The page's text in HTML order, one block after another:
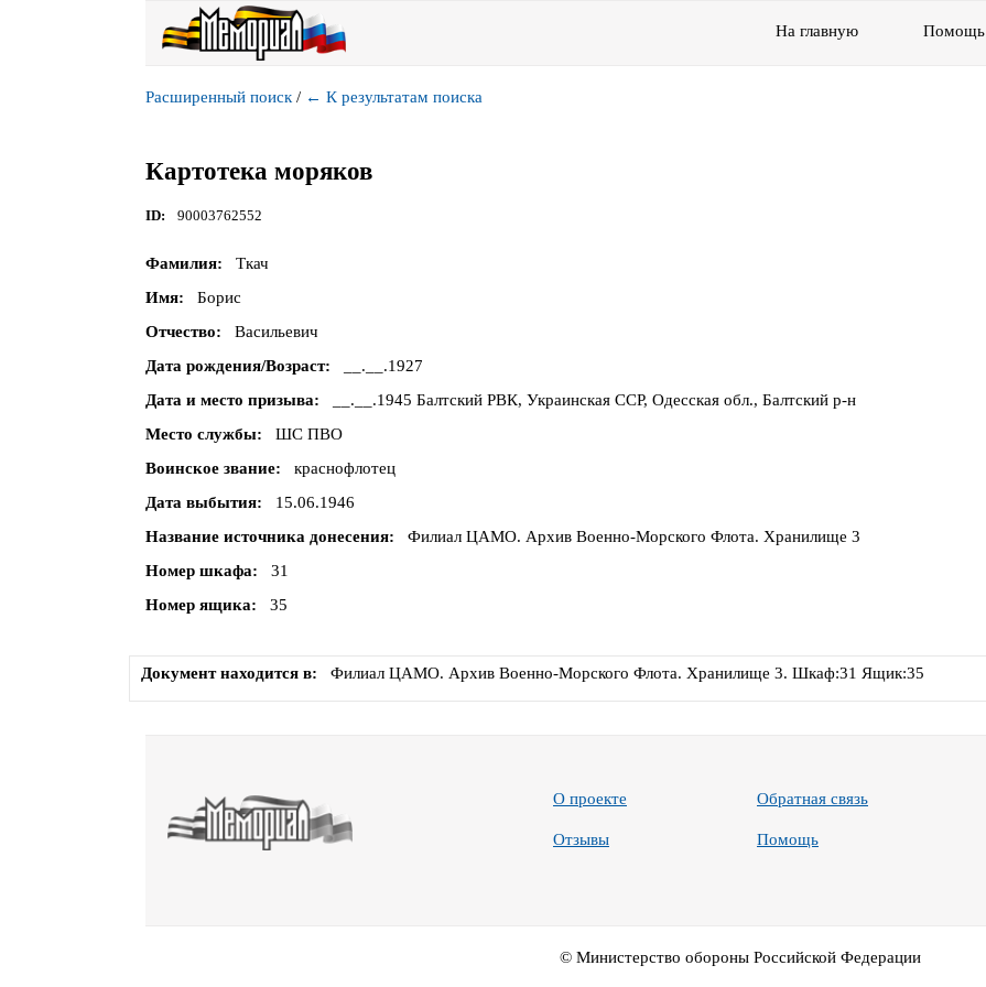
На главную Помощь
Расширенный поиск / ← К результатам поиска
Картотека моряков
ID 90003762552
Фамилия
Ткач
Имя
Борис
Отчество
Васильевич
Дата рождения/Возраст
__.__.1927
Дата и место призыва
__.__.1945 Балтский РВК, Украинская ССР, Одесская обл., Балтский р-н
Место службы
ШС ПВО
Воинское звание
краснофлотец
Дата выбытия
15.06.1946
Название источника донесения
Филиал ЦАМО. Архив Военно-Морского Флота. Хранилище 3
Номер шкафа
31
Номер ящика
35
Документ находится в Филиал ЦАМО. Архив Военно-Морского Флота. Хранилище 3. Шкаф:31 Ящик:35
О проекте
Отзывы
Обратная связь
Помощь
© Министерство обороны Российской Федерации